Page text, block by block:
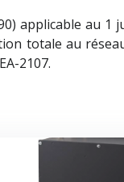
applicable au
totale au réseau
2107.